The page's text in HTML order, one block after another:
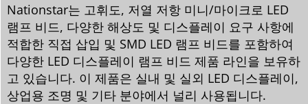
Nationstar는 고휘도, 저열 저항 미니/마이크로 LED
램프 비드, 다양한 해상도 및 디스플레이 요구 사항에
적합한 직접 삽입 및 SMD LED 램프 비드를 포함하여
다양한 LED 디스플레이 램프 비드 제품 라인을 보유하
고 있습니다. 이 제품은 실내 및 실외 LED 디스플레이,
상업용 조명 및 기타 분야에서 널리 사용됩니다.